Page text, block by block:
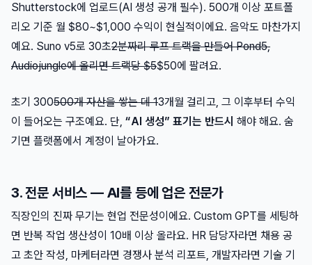
Shutterstock에 업로드(AI 생성 공개 필수). 500개 이상 포트폴
리오 기준 월 $80~$1,000 수익이 현실적이에요. 음악도 마찬가지
예요. Suno v5로 30초2분짜리 루프 트랙을 만들어 Pond5,
Audiojungle에 올리면 트랙당 $5$50에 팔려요.
초기 300500개 자산을 쌓는 데 13개월 걸리고, 그 이후부터 수익
이 들어오는 구조예요. 단, “AI 생성” 표기는 반드시 해야 해요. 숨
기면 플랫폼에서 계정이 날아가요.
3. 전문 서비스 — AI를 등에 업은 전문가
직장인의 진짜 무기는 현업 전문성이에요. Custom GPT를 세팅하
면 반복 작업 생산성이 10배 이상 올라요. HR 담당자라면 채용 공
고 초안 작성, 마케터라면 경쟁사 분석 리포트, 개발자라면 기술 기